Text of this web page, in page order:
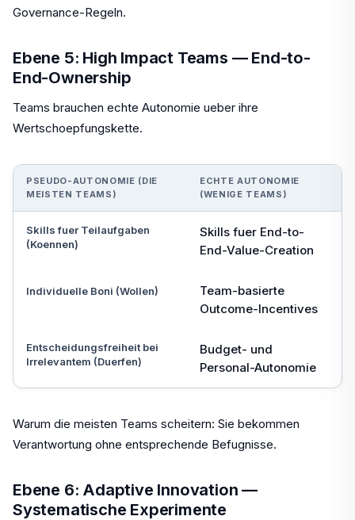
Governance-Regeln.
Ebene 5: High Impact Teams — End-to-
End-Ownership
Teams brauchen echte Autonomie ueber ihre
Wertschoepfungskette.
PSEUDO-AUTONOMIE (DIE
MEISTEN TEAMS)
ECHTE AUTONOMIE
(WENIGE TEAMS)
Skills fuer Teilaufgaben
(Koennen)
Skills fuer End-to-
End-Value-Creation
Individuelle Boni (Wollen)
Team-basierte
Outcome-Incentives
Entscheidungsfreiheit bei
Irrelevantem (Duerfen)
Budget- und
Personal-Autonomie
Warum die meisten Teams scheitern: Sie bekommen
Verantwortung ohne entsprechende Befugnisse.
Ebene 6: Adaptive Innovation —
Systematische Experimente